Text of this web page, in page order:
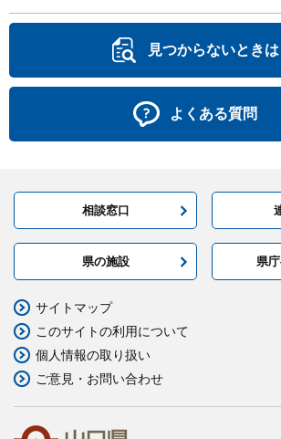
見つからないときは
よくある質問
相談窓口
県の施設 県
サイトマップ
このサイトの利用について
個人情報の取り扱い
ご意見・お問い合わせ